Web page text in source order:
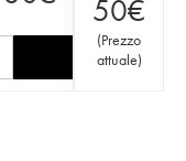
50€
(Prezzo
attuale)